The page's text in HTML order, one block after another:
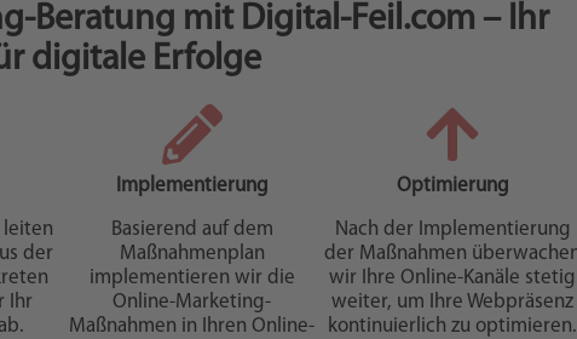
Beratung mit Digital-Feil.com – Ihr
digitale Erfolge
leiten
der
Ihr
Implementierung
Basierend auf dem
Maßnahmenplan
implementieren wir die
Online-Marketing-
Maßnahmen in Ihren Online-
Optimierung
Nach der Implementierung
der Maßnahmen
wir Ihre Online-Kanäle stetig
weiter, um Ihre Webpräsenz
kontinuierlich zu optimieren.